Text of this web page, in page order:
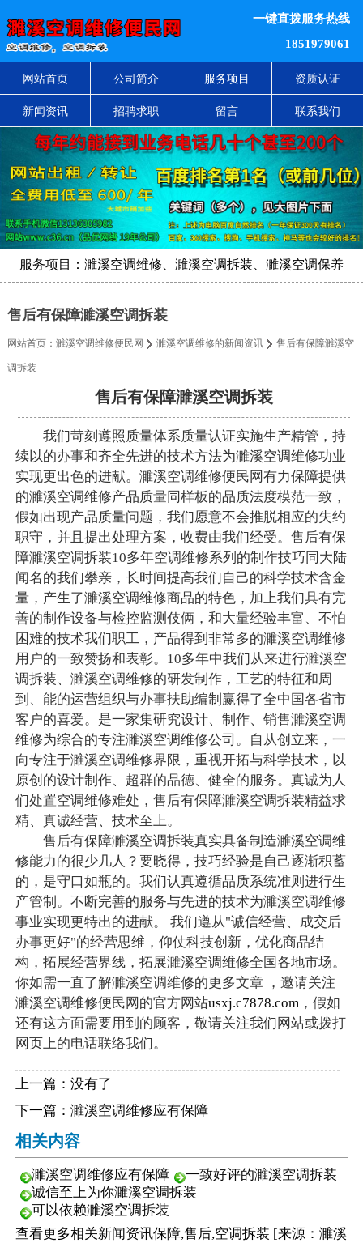
一键直拨服务热线
1851979061
网站首页 公司简介 服务项目 资质认证
新闻资讯 招聘求职 留言 联系我们
服务项目：濉溪空调维修、濉溪空调拆装、濉溪空调保养
售后有保障濉溪空调拆装
网站首页： 濉溪空调维修便民网 濉溪空调维修的新闻资讯 售后有保障濉溪空
调拆装
售后有保障濉溪空调拆装
我们苛刻遵照质量体系质量认证实施生产精管，持
续以的办事和齐全先进的技术方法为濉溪空调维修功业
实现更出色的进献。濉溪空调维修便民网有力保障提供
的濉溪空调维修产品质量同样板的品质法度模范一致，
假如出现产品质量问题，我们愿意不会推脱相应的失约
职守，并且提出处理方案，收费由我们经受。售后有保
障濉溪空调拆装10多年空调维修系列的制作技巧同大陆
闻名的我们攀亲，长时间提高我们自己的科学技术含金
量，产生了濉溪空调维修商品的特色，加上我们具有完
善的制作设备与检控监测伎俩，和大量经验丰富、不怕
困难的技术我们职工，产品得到非常多的濉溪空调维修
用户的一致赞扬和表彰。10多年中我们从来进行濉溪空
调拆装、濉溪空调维修的研发制作，工艺的特征和周
到、能的运营组织与办事扶助编制赢得了全中国各省市
客户的喜爱。是一家集研究设计、制作、销售濉溪空调
维修为综合的专注濉溪空调维修公司。自从创立来，一
向专注于濉溪空调维修界限，重视开拓与科学技术，以
原创的设计制作、超群的品德、健全的服务。真诚为人
们处置空调维修难处，售后有保障濉溪空调拆装精益求
精、真诚经营、技术至上。
售后有保障濉溪空调拆装真实具备制造濉溪空调维
修能力的很少几人？要晓得，技巧经验是自己逐渐积蓄
的，是守口如瓶的。我们认真遵循品质系统准则进行生
产管制。不断完善的服务与先进的技术为濉溪空调维修
事业实现更特出的进献。 我们遵从"诚信经营、成交后
办事更好"的经营思维，仰仗科技创新，优化商品结
构，拓展经营界线，拓展濉溪空调维修全国各地市场。
你如需一直了解濉溪空调维修的更多文章 ，邀请关注
濉溪空调维修便民网的官方网站usxj.c7878.com，假如
还有这方面需要用到的顾客，敬请关注我们网站或拨打
网页上的电话联络我们。
上一篇：没有了
下一篇： 濉溪空调维修应有保障
相关内容
濉溪空调维修应有保障
一致好评的濉溪空调拆装
诚信至上为你濉溪空调拆装
可以依赖濉溪空调拆装
查看更多相关新闻资讯保障,售后,空调拆装 [来源：濉溪